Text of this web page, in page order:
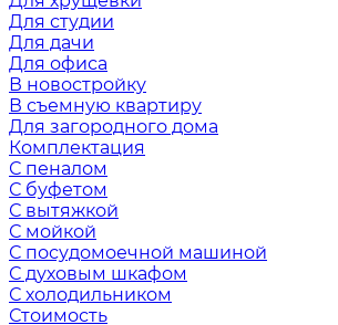
Для студии
Для дачи
Для офиса
В новостройку
В съемную квартиру
Для загородного дома
Комплектация
С пеналом
С буфетом
С вытяжкой
С мойкой
С посудомоечной машиной
С духовым шкафом
С холодильником
Стоимость